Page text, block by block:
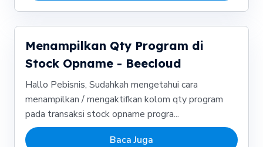
Menampilkan Qty Program di
Stock Opname - Beecloud
Hallo Pebisnis, Sudahkah mengetahui cara
menampilkan / mengaktifkan kolom qty program
pada transaksi stock opname progra...
Baca Juga